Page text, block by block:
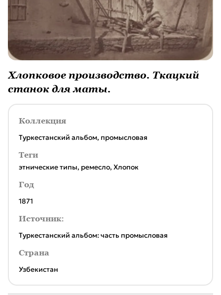
Хлопковое производство. Ткацкий
станок для маты.
Коллекция
Туркестанский альбом, промысловая
Теги
этнические типы, ремесло, Хлопок
Год
1871
Источник:
Туркестанский альбом: часть промысловая
Страна
Узбекистан